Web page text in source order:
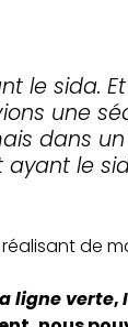
le sida.
une
dans
le
de
ligne verte,